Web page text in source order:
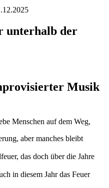
unterhalb der
Musik
Menschen auf dem Weg,
aber manches bleibt
das doch über die Jahre
in diesem Jahr das Feuer